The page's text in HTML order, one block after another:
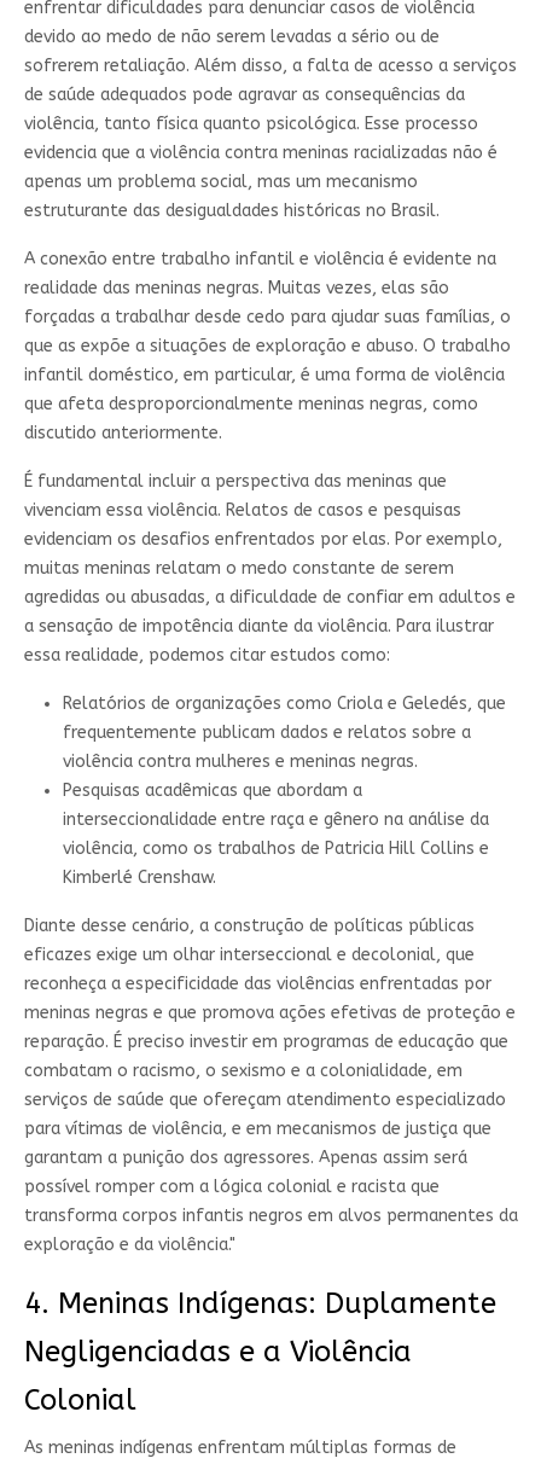
enfrentar dificuldades para denunciar casos de violência
devido ao medo de não serem levadas a sério ou de
sofrerem retaliação. Além disso, a falta de acesso a serviços
de saúde adequados pode agravar as consequências da
violência, tanto física quanto psicológica. Esse processo
evidencia que a violência contra meninas racializadas não é
apenas um problema social, mas um mecanismo
estruturante das desigualdades históricas no Brasil.
A conexão entre trabalho infantil e violência é evidente na
realidade das meninas negras. Muitas vezes, elas são
forçadas a trabalhar desde cedo para ajudar suas famílias, o
que as expõe a situações de exploração e abuso. O trabalho
infantil doméstico, em particular, é uma forma de violência
que afeta desproporcionalmente meninas negras, como
discutido anteriormente.
É fundamental incluir a perspectiva das meninas que
vivenciam essa violência. Relatos de casos e pesquisas
evidenciam os desafios enfrentados por elas. Por exemplo,
muitas meninas relatam o medo constante de serem
agredidas ou abusadas, a dificuldade de confiar em adultos e
a sensação de impotência diante da violência. Para ilustrar
essa realidade, podemos citar estudos como:
Relatórios de organizações como Criola e Geledés, que
frequentemente publicam dados e relatos sobre a
violência contra mulheres e meninas negras.
Pesquisas acadêmicas que abordam a
interseccionalidade entre raça e gênero na análise da
violência, como os trabalhos de Patricia Hill Collins e
Kimberlé Crenshaw.
Diante desse cenário, a construção de políticas públicas
eficazes exige um olhar interseccional e decolonial, que
reconheça a especificidade das violências enfrentadas por
meninas negras e que promova ações efetivas de proteção e
reparação. É preciso investir em programas de educação que
combatam o racismo, o sexismo e a colonialidade, em
serviços de saúde que ofereçam atendimento especializado
para vítimas de violência, e em mecanismos de justiça que
garantam a punição dos agressores. Apenas assim será
possível romper com a lógica colonial e racista que
transforma corpos infantis negros em alvos permanentes da
exploração e da violência."
4. Meninas Indígenas: Duplamente
Negligenciadas e a Violência
Colonial
As meninas indígenas enfrentam múltiplas formas de